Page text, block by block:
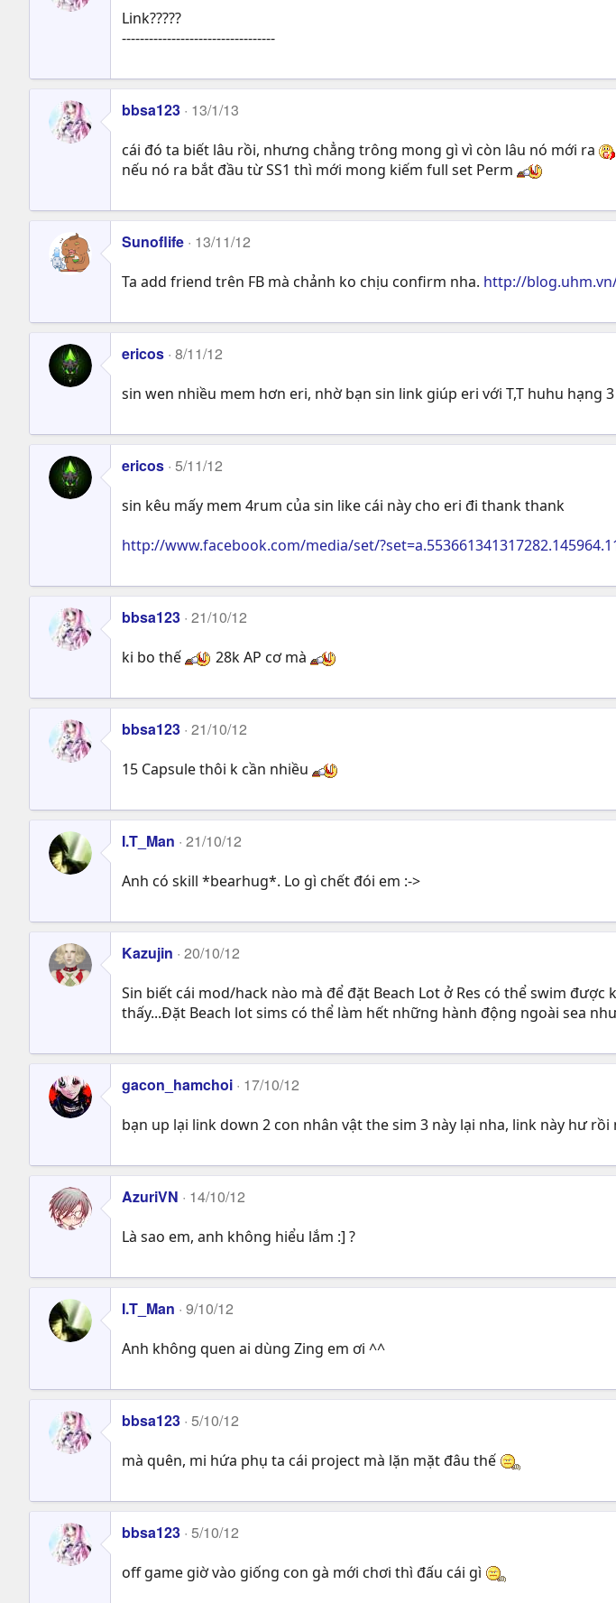
Link?????
----------------------------------
bbsa123 13/1/13
cái đó ta biết lâu rồi, nhưng chẳng trông mong gì vì còn lâu nó mới ra
nếu nó ra bắt đầu từ SS1 thì mới mong kiếm full set Perm
Sunoflife 13/11/12
Ta add friend trên FB mà chảnh ko chịu confirm nha. http://
ericos 8/11/12
sin wen nhiều mem hơn eri, nhờ bạn sin link giúp eri với T,T huhu
ericos 5/11/12
sin kêu mấy mem 4rum của sin like cái này cho eri đi thank thank
http://www.facebook.com/media/set/
bbsa123 21/10/12
ki bo thế 28k AP cơ mà
bbsa123 21/10/12
15 Capsule thôi k cần nhiều
I.T_Man 21/10/12
Anh có skill *bearhug*. Lo gì chết đói em :->
Kazujin 20/10/12
Sin biết cái mod/hack nào mà để đặt Beach Lot ở Res có thể swim
thấy...Đặt Beach lot sims có thể làm hết những hành động ngoài sea
gacon_hamchoi 17/10/12
bạn up lại link down 2 con nhân vật the sim 3 này lại nha, link này hư rồi
AzuriVN 14/10/12
Là sao em, anh không hiểu lắm :] ?
I.T_Man 9/10/12
Anh không quen ai dùng Zing em ơi ^^
bbsa123 5/10/12
mà quên, mi hứa phụ ta cái project mà lặn mặt đâu thế
bbsa123 5/10/12
off game giờ vào giống con gà mới chơi thì đấu cái gì